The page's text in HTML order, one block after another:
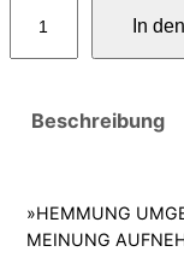
r
In
Beschreibung
»HEMMUNG
MEINUNG